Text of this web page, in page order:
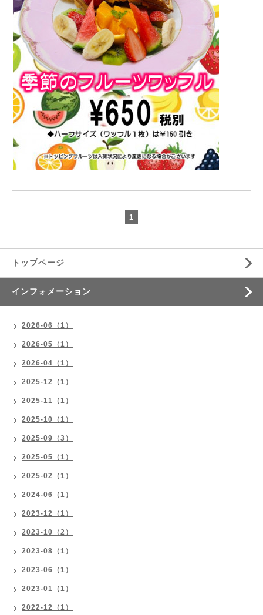
1
トップページ
インフォメーション
2026-06（1）
2026-05（1）
2026-04（1）
2025-12（1）
2025-11（1）
2025-10（1）
2025-09（3）
2025-05（1）
2025-02（1）
2024-06（1）
2023-12（1）
2023-10（2）
2023-08（1）
2023-06（1）
2023-01（1）
2022-12（1）